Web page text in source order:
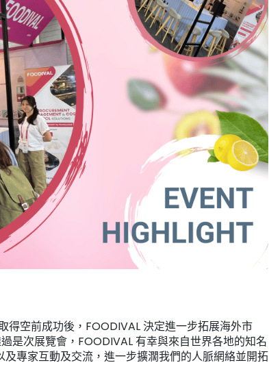
得空前成功後，FOODIVAL 決定進一步拓展海外市
是次展覽會，FOODIVAL 有幸與來自世界各地的知名
專家互動及交流，進一步擴濶我們的人脈網絡並開拓